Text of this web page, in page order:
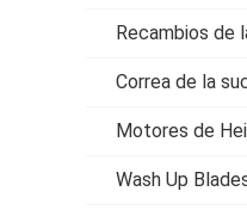
Recambios de
Correa de la
Motores de
Wash Up